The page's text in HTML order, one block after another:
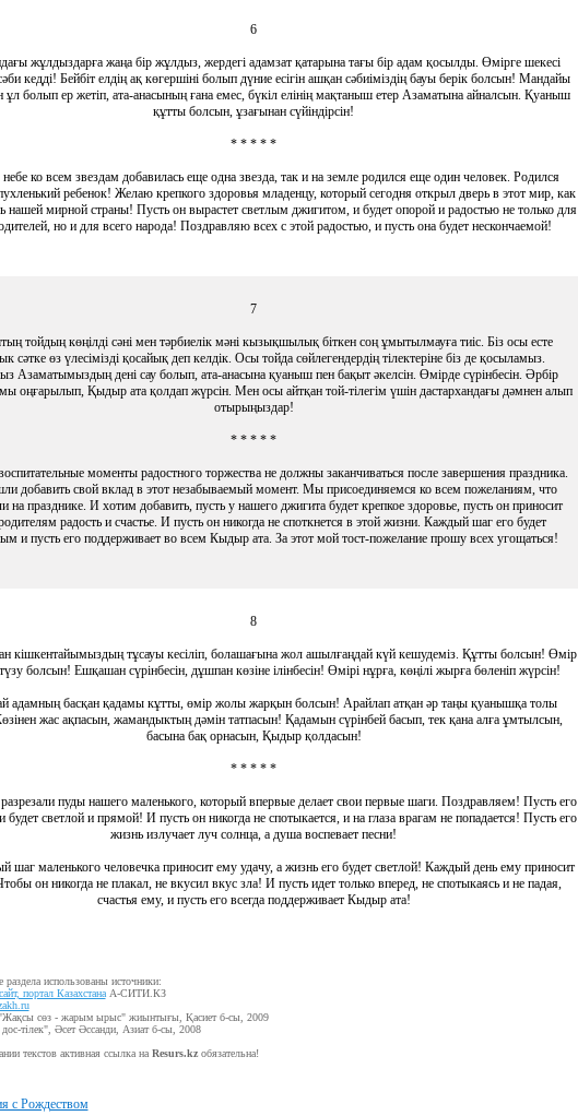
6
жұлдыздарға жаңа бір жұлдыз, жердегі адамзат қатарына тағы бір адам қосылды. Өмірге шекесі
кедді! Бейбіт елдің ақ көгершіні болып дүние есігін ашқан сәбиіміздің бауы берік болсын! Мандайы
ұл болып ер жетіп, ата-анасының ғана емес, бүкіл елінің мақтаныш етер Азаматына айналсын. Қуаныш
құтты болсын, ұзағынан сүйіндірсін!
* * * * *
ко всем звездам добавилась еще одна звезда, так и на земле родился еще один человек. Родился
ребенок! Желаю крепкого здоровья младенцу, который сегодня открыл дверь в этот мир, как
нашей мирной страны! Пусть он вырастет светлым джигитом, и будет опорой и радостью не только для
но и для всего народа! Поздравляю всех с этой радостью, и пусть она будет нескончаемой!
7
тойдың көңілді сәні мен тәрбиелік мәні кызықшылық біткен соң ұмытылмауға тиіс. Біз осы есте
сәтке өз үлесімізді қосайық деп келдік. Осы тойда сөйлегендердің тілектеріне біз де қосыламыз.
Азаматымыздың дені сау болып, ата-анасына қуаныш пен бақыт әкелсін. Өмірде сүрінбесін. Әрбір
оңғарылып, Қыдыр ата қолдап жүрсін. Мен осы айтқан той-тілегім үшін дастархандағы дәмнен алып
отырыңыздар!
* * * * *
моменты радостного торжества не должны заканчиваться после завершения праздника.
добавить свой вклад в этот незабываемый момент. Мы присоединяемся ко всем пожеланиям, что
на празднике. И хотим добавить, пусть у нашего джигита будет крепкое здоровье, пусть он приносит
радость и счастье. И пусть он никогда не споткнется в этой жизни. Каждый шаг его будет
и пусть его поддерживает во всем Кыдыр ата. За этот мой тост-пожелание прошу всех угощаться!
8
кішкентайымыздың тұсауы кесіліп, болашағына жол ашылғаңдай күй кешудеміз. Құтты болсын! Өмір
болсын! Ешқашан сүрінбесін, дұшпан көзіне ілінбесін! Өмірі нұрға, көңілі жырға бөленіп жүрсін!
адамның басқан қадамы кұтты, өмір жолы жарқын болсын! Арайлап атқан әр таңы қуанышқа толы
жас ақпасын, жамандыктың дәмін татпасын! Қадамын сүрінбей басып, тек қана алға ұмтылсын,
басына бақ орнасын, Қыдыр қолдасын!
* * * * *
пуды нашего маленького, который впервые делает свои первые шаги. Поздравляем! Пусть его
будет светлой и прямой! И пусть он никогда не спотыкается, и на глаза врагам не попадается! Пусть его
жизнь излучает луч солнца, а душа воспевает песни!
шаг маленького человечка приносит ему удачу, а жизнь его будет светлой! Каждый день ему приносит
он никогда не плакал, не вкусил вкус зла! И пусть идет только вперед, не спотыкаясь и не падая,
счастья ему, и пусть его всегда поддерживает Кыдыр ата!
раздела использованы источники:
портал КазахстанаА-СИТИ.КЗ
сөз - жарым ырыс" жиынтығы, Қасиет б-сы, 2009
дос-тілек", Әсет Әссанди, Азиат б-сы, 2008
текстов активная ссылка на Resurs.kzобязательна!
с Рождеством